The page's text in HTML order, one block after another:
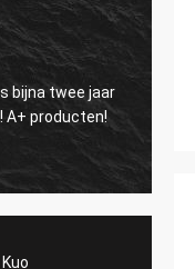
bijna twee jaar
A+ producten!